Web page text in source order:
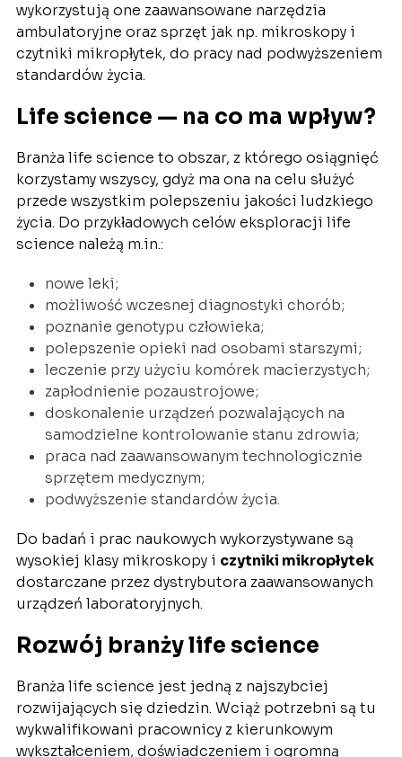
wykorzystują one zaawansowane narzędzia
ambulatoryjne oraz sprzęt jak np. mikroskopy i
czytniki mikropłytek, do pracy nad podwyższeniem
standardów życia.
Life science — na co ma wpływ?
Branża life science to obszar, z którego osiągnięć
korzystamy wszyscy, gdyż ma ona na celu służyć
przede wszystkim polepszeniu jakości ludzkiego
życia. Do przykładowych celów eksploracji life
science należą m.in.:
nowe leki;
możliwość wczesnej diagnostyki chorób;
poznanie genotypu człowieka;
polepszenie opieki nad osobami starszymi;
leczenie przy użyciu komórek macierzystych;
zapłodnienie pozaustrojowe;
doskonalenie urządzeń pozwalających na
samodzielne kontrolowanie stanu zdrowia;
praca nad zaawansowanym technologicznie
sprzętem medycznym;
podwyższenie standardów życia.
Do badań i prac naukowych wykorzystywane są
wysokiej klasy mikroskopy i czytniki mikropłytek
dostarczane przez dystrybutora zaawansowanych
urządzeń laboratoryjnych.
Rozwój branży life science
Branża life science jest jedną z najszybciej
rozwijających się dziedzin. Wciąż potrzebni są tu
wykwalifikowani pracownicy z kierunkowym
wykształceniem, doświadczeniem i ogromną